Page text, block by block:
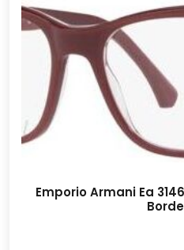
Emporio Armani Ea